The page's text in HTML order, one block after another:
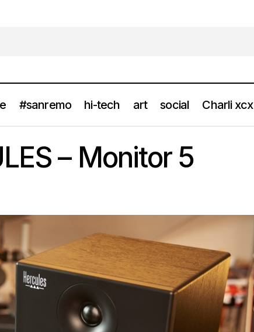
#sanremo hi-tech art social Charli xcx
Hi Tech: HERCULES – Monitor 5
– Monitor 5